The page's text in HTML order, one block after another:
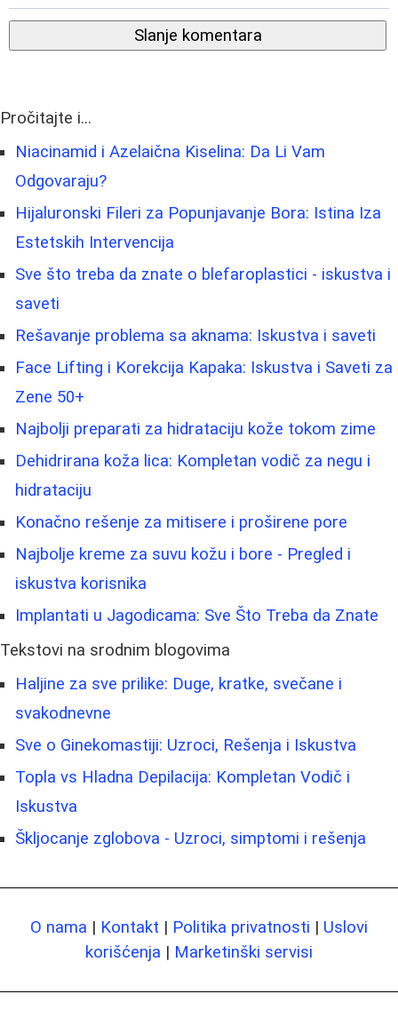
Slanje komentara
Pročitajte i...
Niacinamid i Azelaična Kiselina: Da Li Vam
Odgovaraju?
Hijaluronski Fileri za Popunjavanje Bora: Istina Iza
Estetskih Intervencija
Sve što treba da znate o blefaroplastici - iskustva i
saveti
Rešavanje problema sa aknama: Iskustva i saveti
Face Lifting i Korekcija Kapaka: Iskustva i Saveti za
Zene 50+
Najbolji preparati za hidrataciju kože tokom zime
Dehidrirana koža lica: Kompletan vodič za negu i
hidrataciju
Konačno rešenje za mitisere i proširene pore
Najbolje kreme za suvu kožu i bore - Pregled i
iskustva korisnika
Implantati u Jagodicama: Sve Što Treba da Znate
Tekstovi na srodnim blogovima
Haljine za sve prilike: Duge, kratke, svečane i
svakodnevne
Sve o Ginekomastiji: Uzroci, Rešenja i Iskustva
Topla vs Hladna Depilacija: Kompletan Vodič i
Iskustva
Škljocanje zglobova - Uzroci, simptomi i rešenja
O nama | Kontakt | Politika privatnosti | Uslovi
korišćenja | Marketinški servisi